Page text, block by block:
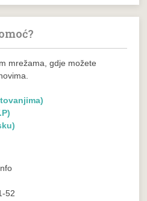
mrežama, gdje možete
52